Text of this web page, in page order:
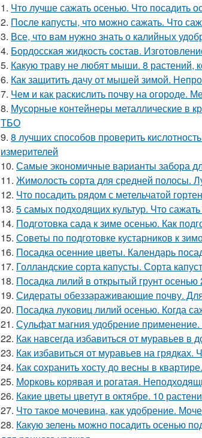
1. Что лучше сажать осенью. Что посадить
2. После капусты, что можно сажать. Что
3. Все, что вам нужно знать о калийных
4. Бордосская жидкость состав.
5. Какую траву не любят мыши. 8 растений,
6. Как защитить дачу от мышей зимой.
7. Чем и как раскислить почву на огороде.
8. Мусорные контейнеры металлические в
ТБО
9. 8 лучших способов проверить
измерителей
10. Самые экономичные варианты забора
11. Жимолость сорта для средней полосы.
12. Что посадить рядом с метельчатой
13. 5 самых подходящих культур. Что
14. Подготовка сада к зиме осенью. Как
15. Советы по подготовке кустарников к
16. Посадка осенние цветы. Календарь
17. Голландские сорта капусты. Сорта
18. Посадка лилий в открытый грунт
19. Сидераты обеззараживающие почву.
20. Посадка луковиц лилий осенью. Когда
21. Сульфат магния удобрение
22. Как навсегда избавиться от муравьев
23. Как избавиться от муравьев на
24. Как сохранить хосту до весны в
25. Морковь корявая и рогатая.
26. Какие цветы цветут в октябре. 10
27. Что такое мочевина, как удобрение.
28. Какую зелень можно посадить осенью